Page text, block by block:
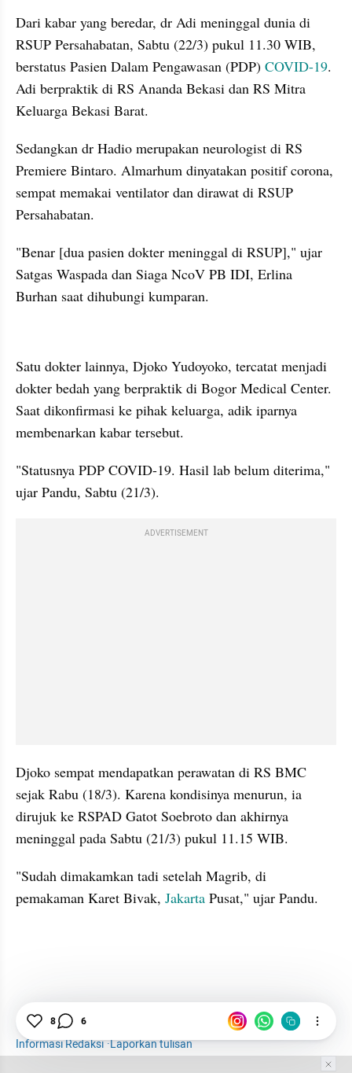
Dari kabar yang beredar, dr Adi meninggal dunia di
RSUP Persahabatan, Sabtu (22/3) pukul 11.30 WIB,
berstatus Pasien Dalam Pengawasan (PDP) COVID-19.
Adi berpraktik di RS Ananda Bekasi dan RS Mitra
Keluarga Bekasi Barat.
Sedangkan dr Hadio merupakan neurologist di RS
Premiere Bintaro. Almarhum dinyatakan positif corona,
sempat memakai ventilator dan dirawat di RSUP
Persahabatan.
"Benar [dua pasien dokter meninggal di RSUP]," ujar
Satgas Waspada dan Siaga NcoV PB IDI, Erlina
Burhan saat dihubungi kumparan.
Satu dokter lainnya, Djoko Yudoyoko, tercatat menjadi
dokter bedah yang berpraktik di Bogor Medical Center.
Saat dikonfirmasi ke pihak keluarga, adik iparnya
membenarkan kabar tersebut.
"Statusnya PDP COVID-19. Hasil lab belum diterima,"
ujar Pandu, Sabtu (21/3).
ADVERTISEMENT
Djoko sempat mendapatkan perawatan di RS BMC
sejak Rabu (18/3). Karena kondisinya menurun, ia
dirujuk ke RSPAD Gatot Soebroto dan akhirnya
meninggal pada Sabtu (21/3) pukul 11.15 WIB.
"Sudah dimakamkan tadi setelah Magrib, di
pemakaman Karet Bivak, Jakarta Pusat," ujar Pandu.
Virus Corona
Informasi Redaksi·Laporkan tulisan
8 6